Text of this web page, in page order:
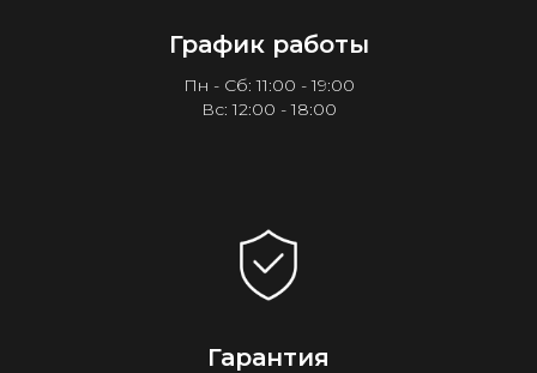
График работы
Пн - Сб: 11:00 - 19:00
Вс: 12:00 - 18:00
Гарантия